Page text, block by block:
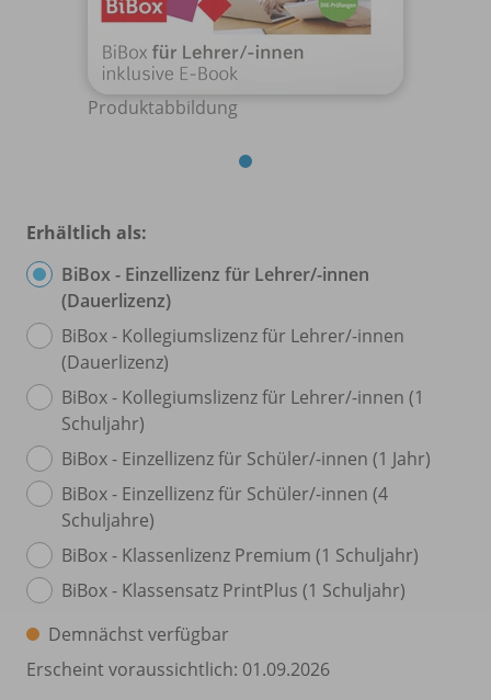
Produktabbildung
Erhältlich als:
BiBox - Einzellizenz für Lehrer/-innen
(Dauerlizenz)
BiBox - Kollegiumslizenz für Lehrer/-innen
(Dauerlizenz)
BiBox - Kollegiumslizenz für Lehrer/-innen (1
Schuljahr)
BiBox - Einzellizenz für Schüler/-innen (1 Jahr)
BiBox - Einzellizenz für Schüler/-innen (4
Schuljahre)
BiBox - Klassenlizenz Premium (1 Schuljahr)
BiBox - Klassensatz PrintPlus (1 Schuljahr)
Demnächst verfügbar
Erscheint voraussichtlich: 01.09.2026